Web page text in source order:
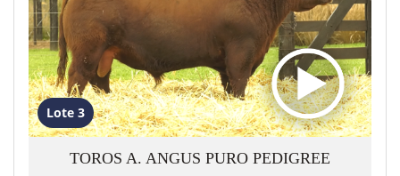
Lote 3
TOROS A. ANGUS PURO PEDIGREE